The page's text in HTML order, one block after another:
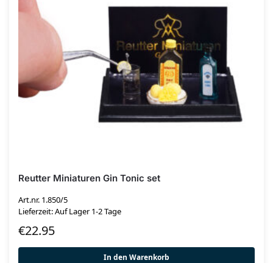
Reutter Miniaturen Gin Tonic set
Art.nr. 1.850/5
Lieferzeit: Auf Lager 1-2 Tage
€22.95
In den Warenkorb